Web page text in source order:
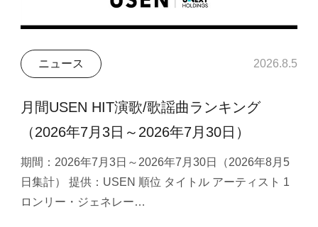
ニュース 2026.8.5
月間USEN HIT演歌/歌謡曲ランキング
（2026年7月3日～2026年7月30日）
期間：2026年7月3日～2026年7月30日（2026年8月5
日集計） 提供：USEN 順位 タイトル アーティスト 1
ロンリー・ジェネレー…